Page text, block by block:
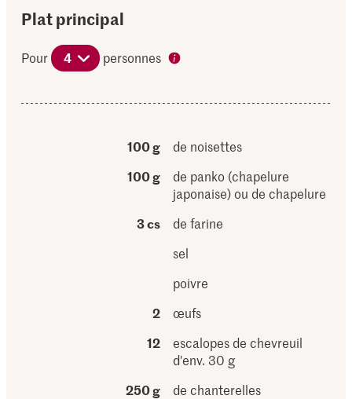
Plat principal
Pour 4 personnes
100 g
de noisettes
100 g
de panko (chapelure
japonaise) ou de chapelure
3 cs
de farine
sel
poivre
2
œufs
12
escalopes de chevreuil
d'env. 30 g
250 g
de chanterelles